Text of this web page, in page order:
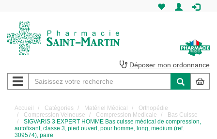
Martin
Pharmacie
Saint-
Martin
Déposer mon ordonnance
Navigation
Accueil Catégories Matériel Médical
Orthopédie
Compression Veineuse
Compression Medicale
Bas Cuisse
SIGVARIS 3 EXPERT HOMME Bas cuisse médical de compression,
autofixant, classe 3, pied ouvert, pour homme, long, medium (ref.
309574), paire